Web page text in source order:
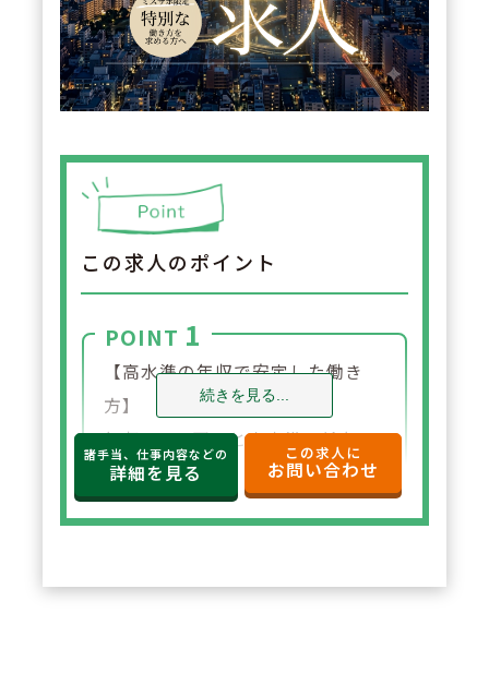
この求人のポイント
POINT 1
【高水準の年収で安定した働き
方】
年収650万円～と高水準の給与設
定。年俸制で収入の見通しも立て
やすく、選択した都道府県内で安
続きを見る...
諸手当、仕事内容などの
詳細を見る
この求人に
お問い合わせ